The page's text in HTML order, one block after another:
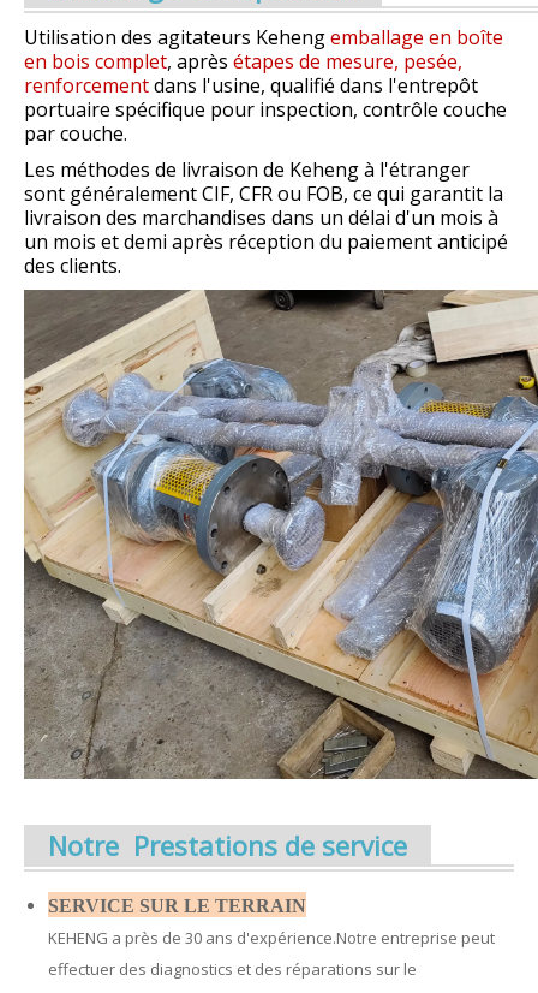
Utilisation des agitateurs Kehengemballage en boîte
en bois complet, après étapes de mesure, pesée,
renforcementdans l'usine, qualifié dans l'entrepôt
portuaire spécifique pour inspection, contrôle couche
par couche.
Les méthodes de livraison de Keheng à l'étranger
sont généralement CIF, CFR ou FOB, ce qui garantit la
livraison des marchandises dans un délai d'un mois à
un mois et demi après réception du paiement anticipé
des clients.
Notre Prestations de service
SERVICE SUR LE TERRAIN
KEHENG a près de 30 ans d'expérience.Notre entreprise peut
effectuer des diagnostics et des réparations sur le